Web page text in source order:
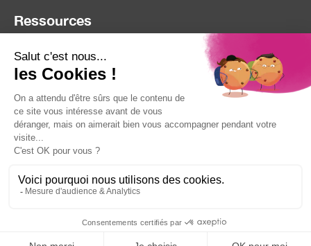
Ressources
Blog
Réclamation
Contact
Mentions Légales